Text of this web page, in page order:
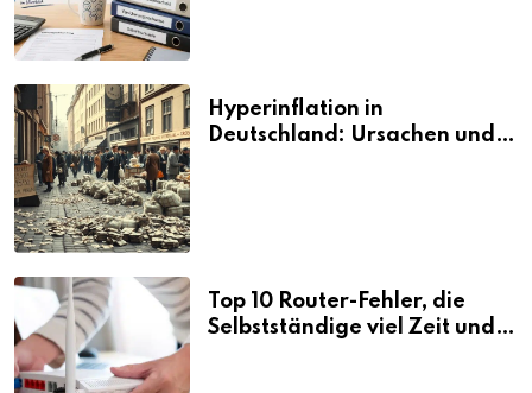
Hyperinflation in
Deutschland: Ursachen und
Top 10 Router-Fehler, die
Selbstständige viel Zeit und